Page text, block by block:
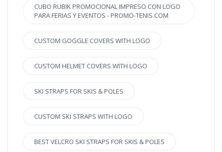
CUBO RUBIK PROMOCIONAL IMPRESO CON LOGO
PARA FERIAS Y EVENTOS - PROMO-TENIS.COM
CUSTOM GOGGLE COVERS WITH LOGO
CUSTOM HELMET COVERS WITH LOGO
SKI STRAPS FOR SKIS & POLES
CUSTOM SKI STRAPS WITH LOGO
BEST VELCRO SKI STRAPS FOR SKIS & POLES